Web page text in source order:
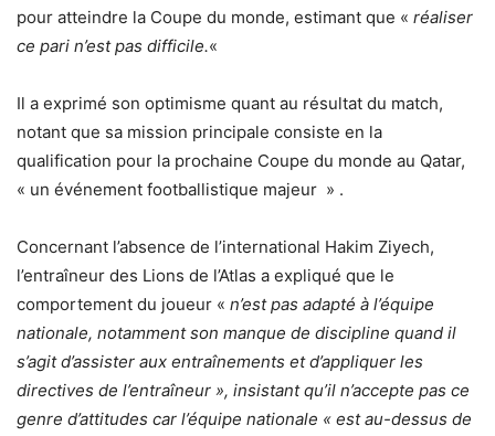
pour atteindre la Coupe du monde, estimant que « réaliser
ce pari n’est pas difficile.«
Il a exprimé son optimisme quant au résultat du match,
notant que sa mission principale consiste en la
qualification pour la prochaine Coupe du monde au Qatar,
« un événement footballistique majeur » .
Concernant l’absence de l’international Hakim Ziyech,
l’entraîneur des Lions de l’Atlas a expliqué que le
comportement du joueur « n’est pas adapté à l’équipe
nationale, notamment son manque de discipline quand il
s’agit d’assister aux entraînements et d’appliquer les
directives de l’entraîneur », insistant qu’il n’accepte pas ce
genre d’attitudes car l’équipe nationale « est au-dessus de